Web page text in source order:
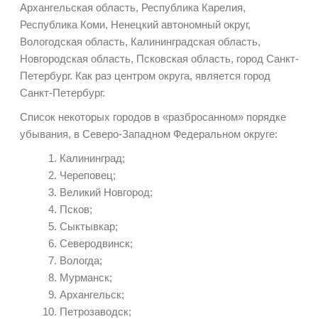
Архангельская область, Республика Карелия,
Республика Коми, Ненецкий автономный округ,
Вологодская область, Калининградская область,
Новгородская область, Псковская область, город Санкт-
Петербург. Как раз центром округа, является город
Санкт-Петербург.
Список некоторых городов в «разбросанном» порядке
убывания, в Северо-Западном Федеральном округе:
Калининград;
Череповец;
Великий Новгород;
Псков;
Сыктывкар;
Северодвинск;
Вологда;
Мурманск;
Архангельск;
Петрозаводск;